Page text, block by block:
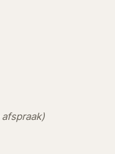
afspraak)